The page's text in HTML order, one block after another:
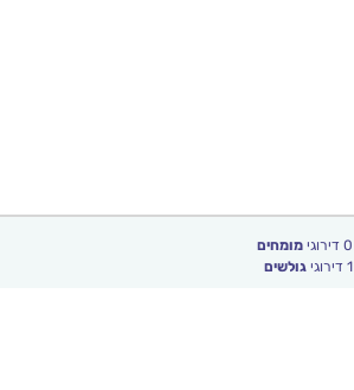
0 דירוגימומחים
1 דירוגיגולשים